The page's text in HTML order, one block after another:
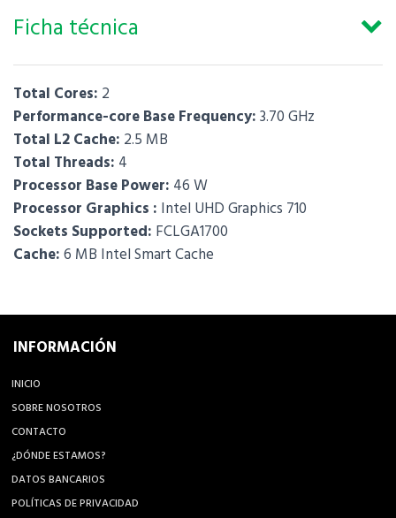
Ficha técnica
Total Cores: 2
Performance-core Base Frequency:3.70 GHz
Total L2 Cache: 2.5 MB
Total Threads: 4
Processor Base Power: 46 W
Processor Graphics : Intel UHD Graphics 710
Sockets Supported: FCLGA1700
Cache:6 MB Intel Smart Cache
INFORMACIÓN
INICIO
SOBRE NOSOTROS
CONTACTO
¿DÓNDE ESTAMOS?
DATOS BANCARIOS
POLÍTICAS DE PRIVACIDAD